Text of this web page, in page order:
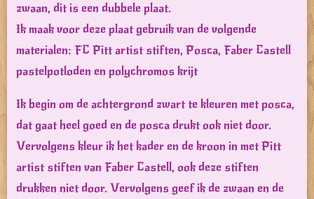
zwaan, dit is een dubbele plaat.
Ik maak voor deze plaat gebruik van de volgende
materialen: FC Pitt artist stiften, Posca, Faber Castell
pastelpotloden en polychromos krijt
Ik begin om de achtergrond zwart te kleuren met posca,
dat gaat heel goed en de posca drukt ook niet door.
Vervolgens kleur ik het kader en de kroon in met Pitt
artist stiften van Faber Castell, ook deze stiften
drukken niet door. Vervolgens geef ik de zwaan en de